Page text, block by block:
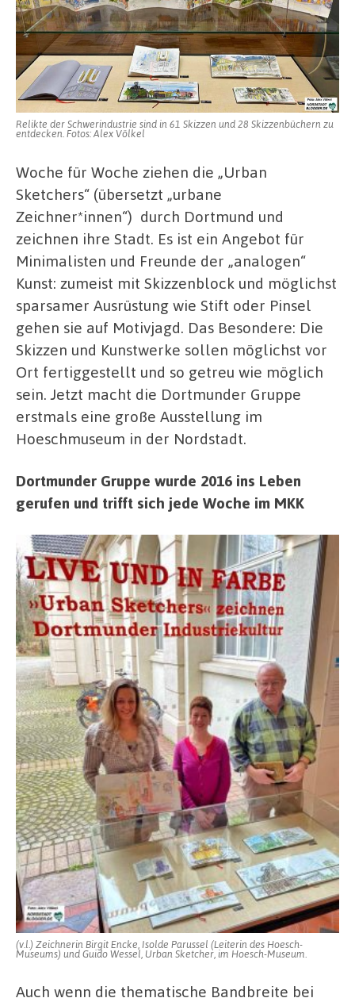
die
Industriekultur
Relikte der Schwerindustrie sind in 61 Skizzen und 28 Skizzenbüchern zu
entdecken. Fotos: Alex Völkel
Woche für Woche ziehen die „Urban
Sketchers“ (übersetzt „urbane
Zeichner*innen“) durch Dortmund und
zeichnen ihre Stadt. Es ist ein Angebot für
Minimalisten und Freunde der „analogen“
Kunst: zumeist mit Skizzenblock und möglichst
sparsamer Ausrüstung wie Stift oder Pinsel
gehen sie auf Motivjagd. Das Besondere: Die
Skizzen und Kunstwerke sollen möglichst vor
Ort fertiggestellt und so getreu wie möglich
sein. Jetzt macht die Dortmunder Gruppe
erstmals eine große Ausstellung im
Hoeschmuseum in der Nordstadt.
Dortmunder Gruppe wurde 2016 ins Leben
gerufen und trifft sich jede Woche im MKK
(v.l.) Zeichnerin Birgit Encke, Isolde Parussel (Leiterin des Hoesch-
Museums) und Guido Wessel, Urban Sketcher, im Hoesch-Museum.
Auch wenn die thematische Bandbreite bei